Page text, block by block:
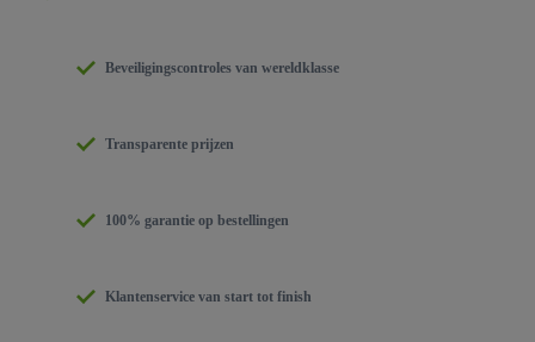
Beveiligingscontroles van wereldklasse
Transparente prijzen
100% garantie op bestellingen
Klantenservice van start tot finish